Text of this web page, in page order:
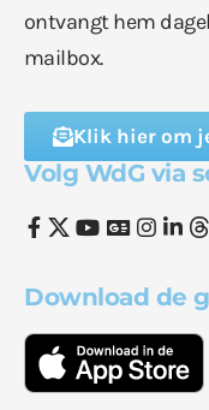
ontvangt hem
mailbox.
Klik hier om
Volg WdG via
Download de